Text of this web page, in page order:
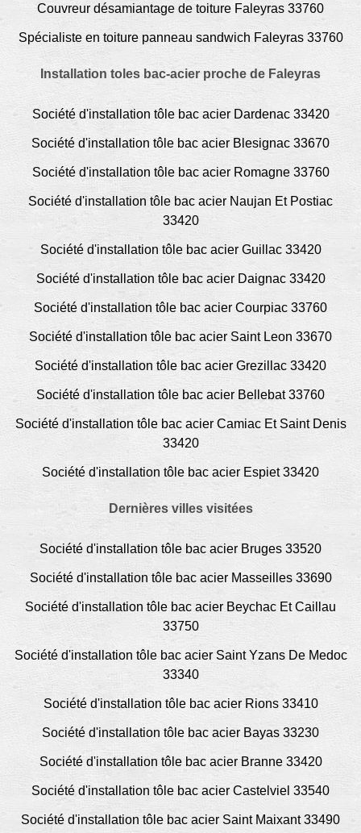
Couvreur désamiantage de toiture Faleyras 33760
Spécialiste en toiture panneau sandwich Faleyras 33760
Installation toles bac-acier proche de Faleyras
Société d'installation tôle bac acier Dardenac 33420
Société d'installation tôle bac acier Blesignac 33670
Société d'installation tôle bac acier Romagne 33760
Société d'installation tôle bac acier Naujan Et Postiac
33420
Société d'installation tôle bac acier Guillac 33420
Société d'installation tôle bac acier Daignac 33420
Société d'installation tôle bac acier Courpiac 33760
Société d'installation tôle bac acier Saint Leon 33670
Société d'installation tôle bac acier Grezillac 33420
Société d'installation tôle bac acier Bellebat 33760
Société d'installation tôle bac acier Camiac Et Saint Denis
33420
Société d'installation tôle bac acier Espiet 33420
Dernières villes visitées
Société d'installation tôle bac acier Bruges 33520
Société d'installation tôle bac acier Masseilles 33690
Société d'installation tôle bac acier Beychac Et Caillau
33750
Société d'installation tôle bac acier Saint Yzans De Medoc
33340
Société d'installation tôle bac acier Rions 33410
Société d'installation tôle bac acier Bayas 33230
Société d'installation tôle bac acier Branne 33420
Société d'installation tôle bac acier Castelviel 33540
Société d'installation tôle bac acier Saint Maixant 33490